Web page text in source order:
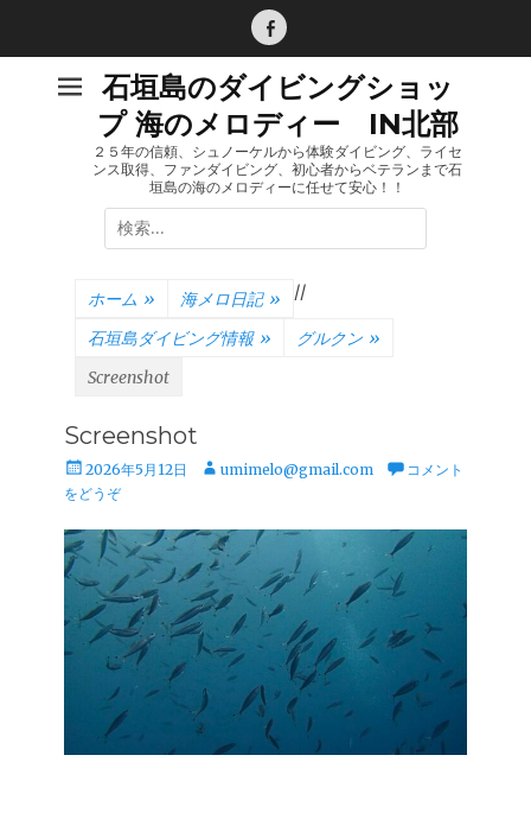
Facebook
石垣島のダイビングショッ
プ 海のメロディー IN北部
２５年の信頼、シュノーケルから体験ダイビング、ライセ
ンス取得、ファンダイビング、初心者からベテランまで石
垣島の海のメロディーに任せて安心！！
検
索:
ホーム » 海メロ日記 » /
石垣島ダイビング情報 »
/
グルクン »
Screenshot
Screenshot
投
稿
2026年5月12日
投 umimelo@gmail.com
コメント
をどうぞ